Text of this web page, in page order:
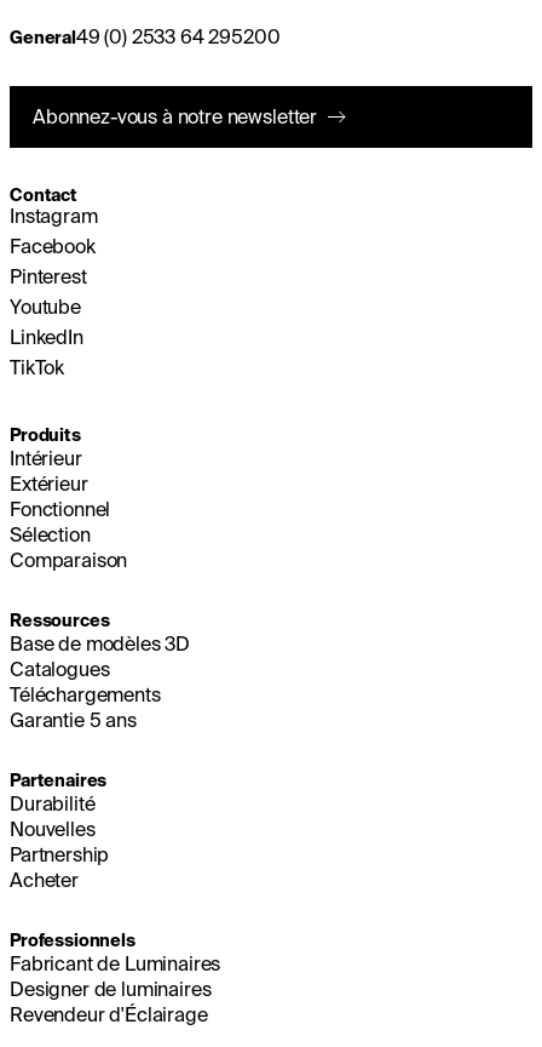
General49 (0) 2533 64 295200
Abonnez-vous à notre newsletter
Contact
Instagram
Facebook
Pinterest
Youtube
LinkedIn
TikTok
Produits
Intérieur
Extérieur
Fonctionnel
Sélection
Comparaison
Ressources
Base de modèles 3D
Catalogues
Téléchargements
Garantie 5 ans
Partenaires
Durabilité
Nouvelles
Partnership
Acheter
Professionnels
Fabricant de Luminaires
Designer de luminaires
Revendeur d'Éclairage